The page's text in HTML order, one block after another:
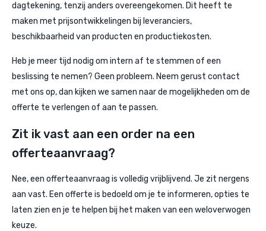
dagtekening, tenzij anders overeengekomen. Dit heeft te
maken met prijsontwikkelingen bij leveranciers,
beschikbaarheid van producten en productiekosten.
Heb je meer tijd nodig om intern af te stemmen of een
beslissing te nemen? Geen probleem. Neem gerust contact
met ons op, dan kijken we samen naar de mogelijkheden om de
offerte te verlengen of aan te passen.
Zit ik vast aan een order na een
offerteaanvraag?
Nee, een offerteaanvraag is volledig vrijblijvend. Je zit nergens
aan vast. Een offerte is bedoeld om je te informeren, opties te
laten zien en je te helpen bij het maken van een weloverwogen
keuze.